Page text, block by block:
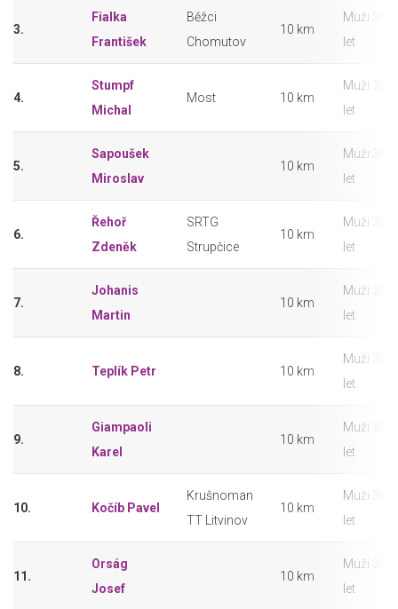
3.
Fialka
František
Běžci
Chomutov
10 km
Muži 36
let
4.
Stumpf
Michal
Most 10 km
Muži 36
let
5.
Sapoušek
Miroslav
10 km
Muži 36
let
6.
Řehoř
Zdeněk
SRTG
Strupčice
10 km
Muži 36
let
7.
Johanis
Martin
10 km
Muži 36
let
8. Teplík Petr 10 km
Muži 36
let
9.
Giampaoli
Karel
10 km
Muži 36
let
10. Kočíb Pavel
Krušnoman
TT Litvinov
10 km
Muži 36
let
11.
Orság
Josef
10 km
Muži 36
let